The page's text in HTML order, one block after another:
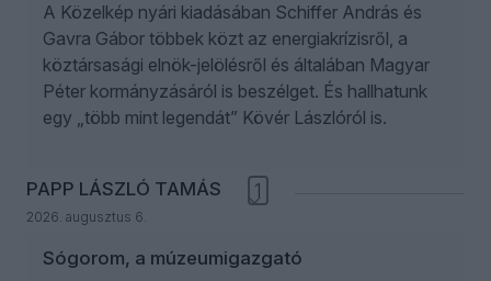
A Közelkép nyári kiadásában Schiffer András és
Gavra Gábor többek közt az energiakrízisről, a
köztársasági elnök-jelölésről és általában Magyar
Péter kormányzásáról is beszélget. És hallhatunk
egy „több mint legendát” Kövér Lászlóról is.
PAPP LÁSZLÓ TAMÁS
2026. augusztus 6.
1
Sógorom, a múzeumigazgató